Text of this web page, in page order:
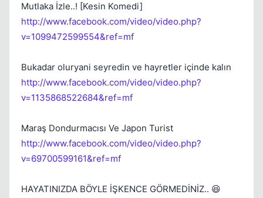
Mutlaka İzle..! [Kesin Komedi]
http://www.facebook.com/video/video.php?
v=1099472599554&ref=mf
Bukadar oluryani seyredin ve hayretler içinde kalın
http://www.facebook.com/video/video.php?
v=1135868522684&ref=mf
Maraş Dondurmacısı Ve Japon Turist
http://www.facebook.com/video/video.php?
v=69700599161&ref=mf
HAYATINIZDA BÖYLE İŞKENCE GÖRMEDİNİZ.. 😆